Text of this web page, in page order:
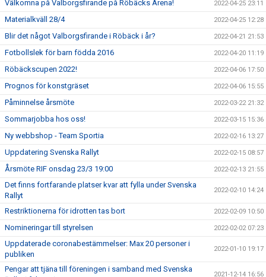
Välkomna på Valborgsfirande på Röbäcks Arena! 2022-04-25 23:11
Materialkväll 28/4 2022-04-25 12:28
Blir det något Valborgsfirande i Röbäck i år? 2022-04-21 21:53
Fotbollslek för barn födda 2016 2022-04-20 11:19
Röbäckscupen 2022! 2022-04-06 17:50
Prognos för konstgräset 2022-04-06 15:55
Påminnelse årsmöte 2022-03-22 21:32
Sommarjobba hos oss! 2022-03-15 15:36
Ny webbshop - Team Sportia 2022-02-16 13:27
Uppdatering Svenska Rallyt 2022-02-15 08:57
Årsmöte RIF onsdag 23/3 19:00 2022-02-13 21:55
Det finns fortfarande platser kvar att fylla under Svenska
Rallyt
2022-02-10 14:24
Restriktionerna för idrotten tas bort 2022-02-09 10:50
Nomineringar till styrelsen 2022-02-02 07:23
Uppdaterade coronabestämmelser: Max 20 personer i
publiken
2022-01-10 19:17
Pengar att tjäna till föreningen i samband med Svenska
2021-12-14 16:56